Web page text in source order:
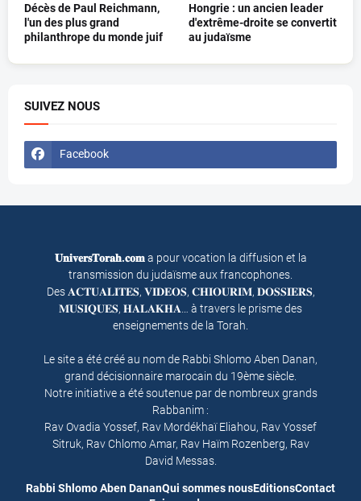
Décès de Paul Reichmann,
l'un des plus grand
philanthrope du monde juif
Hongrie : un ancien leader
d'extrême-droite se convertit
au judaïsme
SUIVEZ NOUS
Facebook
𝐔𝐧𝐢𝐯𝐞𝐫𝐬𝐓𝐨𝐫𝐚𝐡.𝐜𝐨𝐦a pour vocation la diffusion et la
transmission du judaïsme aux francophones.
Des 𝐀𝐂𝐓𝐔𝐀𝐋𝐈𝐓𝐄𝐒, 𝐕𝐈𝐃𝐄𝐎𝐒, 𝐂𝐇𝐈𝐎𝐔𝐑𝐈𝐌, 𝐃𝐎𝐒𝐒𝐈𝐄𝐑𝐒,
𝐌𝐔𝐒𝐈𝐐𝐔𝐄𝐒, 𝐇𝐀𝐋𝐀𝐊𝐇𝐀… à travers le prisme des
enseignements de la Torah.
Le site a été créé au nom de Rabbi Shlomo Aben Danan,
grand décisionnaire marocain du 19ème siècle.
Notre initiative a été soutenue par de nombreux grands
Rabbanim :
Rav Ovadia Yossef, Rav Mordékhaï Eliahou, Rav Yossef
Sitruk, Rav Chlomo Amar, Rav Haïm Rozenberg, Rav
David Messas.
Rabbi Shlomo Aben DananQui sommes nousEditionsContact